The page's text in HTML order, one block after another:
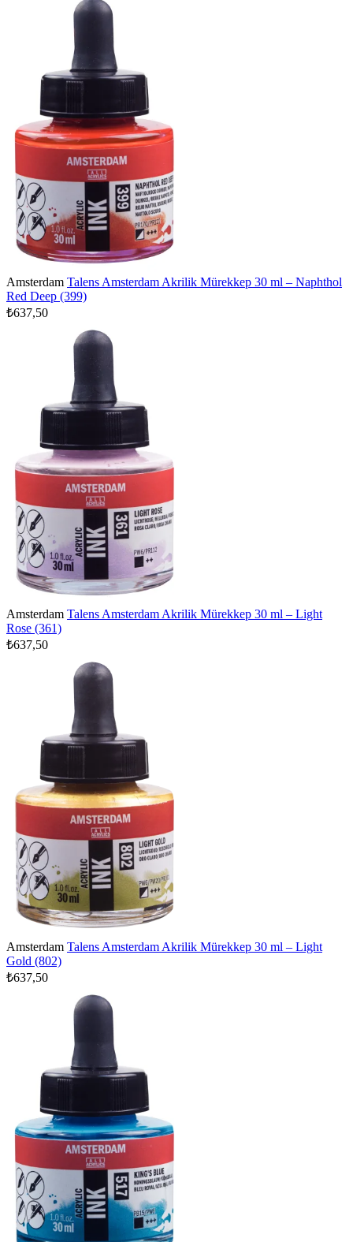
Amsterdam Talens Amsterdam Akrilik Mürekkep 30 ml – Naphthol
Red Deep (399)
₺637,50
Amsterdam Talens Amsterdam Akrilik Mürekkep 30 ml – Light
Rose (361)
₺637,50
Amsterdam Talens Amsterdam Akrilik Mürekkep 30 ml – Light
Gold (802)
₺637,50